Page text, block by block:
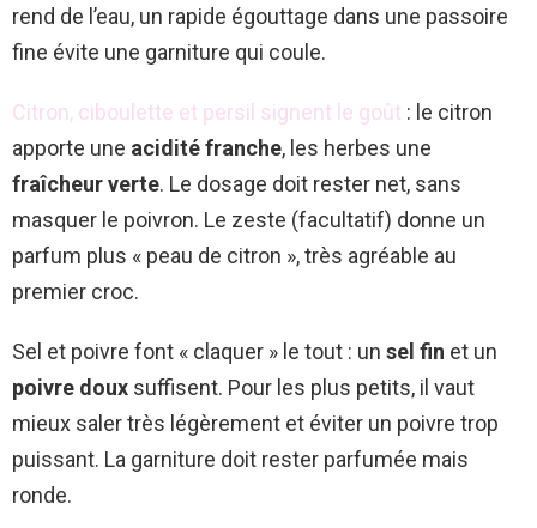
rend de l’eau, un rapide égouttage dans une passoire
fine évite une garniture qui coule.
Citron, ciboulette et persil signent le goût : le citron
apporte une acidité franche, les herbes une
fraîcheur verte. Le dosage doit rester net, sans
masquer le poivron. Le zeste (facultatif) donne un
parfum plus « peau de citron », très agréable au
premier croc.
Sel et poivre font « claquer » le tout : un sel fin et un
poivre doux suffisent. Pour les plus petits, il vaut
mieux saler très légèrement et éviter un poivre trop
puissant. La garniture doit rester parfumée mais
ronde.